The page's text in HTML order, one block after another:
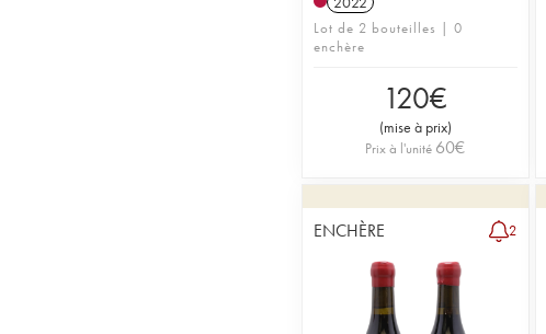
Lot de 2 bouteilles | 0
enchère
120€
(mise à prix)
Prix à l'unité 60€
ENCHÈRE 2